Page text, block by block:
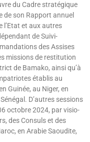
du Cadre stratégique
de son Rapport annuel
l’Etat et aux autres
de Suivi-
des Assises
missions de restitution
de Bamako, ainsi qu’à
établis au
Guinée, au Niger, en
D’autres sessions
octobre 2024, par visio-
des Consuls et des
en Arabie Saoudite,